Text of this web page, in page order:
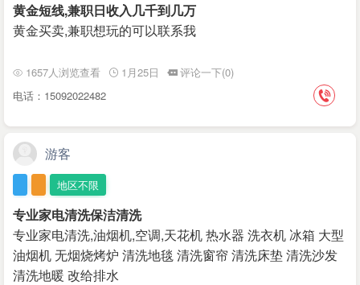
黄金短线,兼职日收入几千到几万
黄金买卖,兼职想玩的可以联系我
1657人浏览查看 1月25日
评论一下(0)
电话：15092022482
游客
地区不限
专业家电清洗保洁清洗
专业家电清洗,油烟机,空调,天花机 热水器 洗衣机 冰箱 大型
油烟机 无烟烧烤炉 清洗地毯 清洗窗帘 清洗床垫 清洗沙发
清洗地暖 改给排水